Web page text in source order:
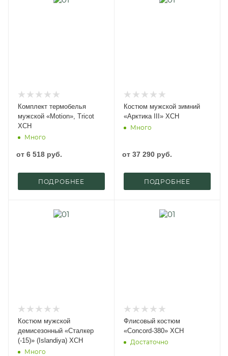
Комплект термобелья
мужской «Motion», Tricot
ХСН
Много
от 6 518 руб.
ПОДРОБНЕЕ
Костюм мужской зимний
«Арктика III» ХСН
Много
от 37 290 руб.
ПОДРОБНЕЕ
Костюм мужской
демисезонный «Сталкер
(-15)» (Islandiya) ХСН
Много
Флисовый костюм
«Concord-380» ХСН
Достаточно